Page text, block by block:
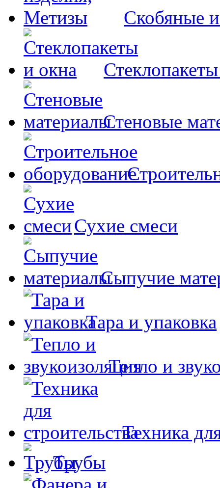
Скобяные
Стеновые
Сухие смеси
Сыпучие
Тара и упаковка
Тепло и
Техника
Трубы